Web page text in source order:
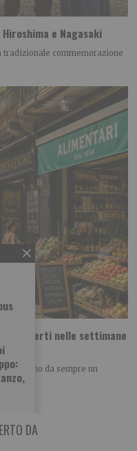
e Nagasaki
tradizionale commemorazione
aperti nelle settimane
da sempre un
DA